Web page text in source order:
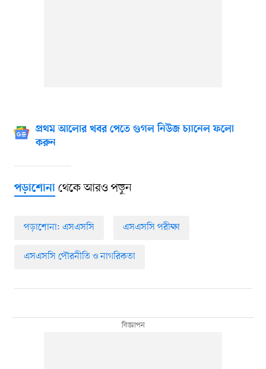
প্রথম আলোর খবর পেতে গুগল নিউজ চ্যানেল ফলো
করুন
পড়াশোনাথেকে আরও পড়ুন
পড়াশোনা: এসএসসি এসএসসি পরীক্ষা
এসএসসি পৌরনীতি ও নাগরিকতা